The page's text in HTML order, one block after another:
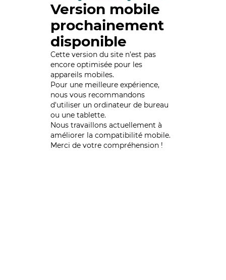
Version mobile
prochainement
disponible
Cette version du site n’est pas
encore optimisée pour les
appareils mobiles.
Pour une meilleure expérience,
nous vous recommandons
d'utiliser un ordinateur de bureau
ou une tablette.
Nous travaillons actuellement à
améliorer la compatibilité mobile.
Merci de votre compréhension !